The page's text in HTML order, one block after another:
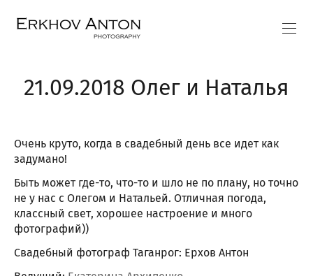
21.09.2018 Олег и Наталья
Очень круто, когда в свадебный день все идет как
задумано!
Быть может где-то, что-то и шло не по плану, но точно
не у нас с Олегом и Натальей. Отличная погода,
классный свет, хорошее настроение и много
фотографий))
Свадебный фотограф Таганрог: Ерхов Антон